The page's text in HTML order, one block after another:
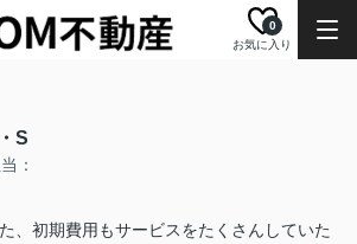
お気に入り
0
S
：
、初期費用もサービスをたくさんしていた